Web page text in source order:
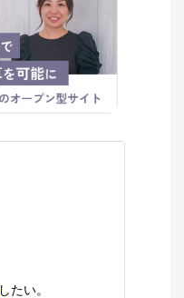
したい。